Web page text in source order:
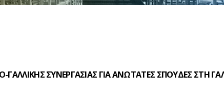
ΣΥΝΕΡΓΑΣΙΑΣ ΓΙΑ ΑΝΩΤΑΤΕΣ ΣΠΟΥΔΕΣ ΣΤΗ